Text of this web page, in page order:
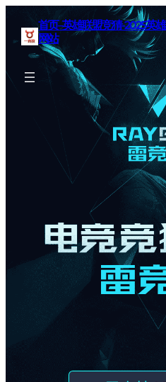
首页–英雄联盟竞猜-2025英
网站